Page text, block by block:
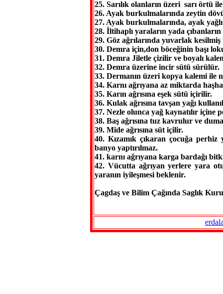
25. Sarılık olanların üzeri sarı örtü
26. Ayak burkulmalarında zeytin
27. Ayak burkulmalarında, ayak
28. İltihaplı yaraların yada
29. Göz ağrılarında yuvarlak
30. Demra için,don böceğinin başı
31. Demra Jiletle çizilir ve boyalı
32. Demra üzerine incir sütü sürülür.
33. Dermanın üzeri kopya kalemi ile
34. Karnı ağrıyana az miktarda
35. Karın ağrısına eşek sütü içirilir.
36. Kulak ağrısına tavşan yağı
37. Nezle olunca yağ kaynatılır içine
38. Baş ağrısına tuz kavrulur ve
39. Mide ağrısına süt içilir.
40. Kızamık çıkaran çocuğa
banyo yaptırılmaz.
41. karnı ağrıyana karga bardağı
42. Vücutta ağrıyan yerlere yara
yaranın iyileşmesi beklenir.
Çagdaş ve Bilim Çağında Saglık